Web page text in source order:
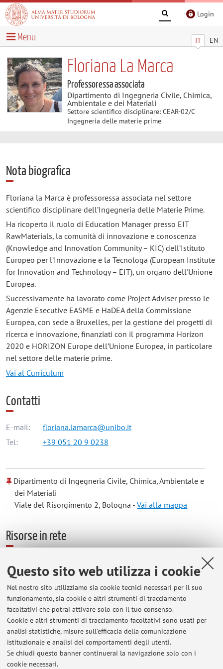
Questo sito web utilizza i cookie
Nel nostro sito utilizziamo sia cookie tecnici necessari per il suo
funzionamento, sia cookie e altri strumenti di tracciamento
facoltativi che potrai attivare solo con il tuo consenso.
Cookie e altri strumenti di tracciamento facoltativi sono usati per
analisi statistiche, misure sull'efficacia della comunicazione
istituzionale e analisi dei comportamenti degli utenti.
Se chiudi questo banner continuerai la navigazione solo con i
cookie necessari.
Login
IT EN
Menu
Floriana La Marca
Professoressa associata
Dipartimento di Ingegneria Civile, Chimica,
Ambientale e dei Materiali
Settore scientifico disciplinare: CEAR-02/C
Ingegneria delle materie prime
Nota biografica
Floriana la Marca è professoressa associata nel settore
scientifico disciplinare dell’Ingegneria delle Materie Prime.
Ha ricoperto il ruolo di Education Manager presso EIT
RawMaterials, la comunità di innovazione e conoscenza
(Knowledge and Innovation Community – KIC) dell’Istituto
Europeo per l’Innovazione e la Tecnologa (European Institute
for Innovation and Technology – EIT), un organo dell'Unione
Europea.
Successivamente ha lavorato come Project Adviser presso le
Agenzie Esecutive EASME e HaDEA della Commissione
Europea, con sede a Bruxelles, per la gestione dei progetti di
ricerca e innovazione, finanziati con il programma Horizon
2020 e HORIZON Europe dell’Unione Europea, in particolare
nel settore delle materie prime.
Vai al Curriculum
Contatti
E-mail:
floriana.lamarca@unibo.it
Tel:
+39 051 20 9 0238
Dipartimento di Ingegneria Civile, Chimica, Ambientale e
dei Materiali
Viale del Risorgimento 2, Bologna -Vai alla mappa
Risorse in rete
Orario di ricevimento
Mercoledì dalle 11:30 alle 13:00, si consiglia di prendere
appuntamento per email.
In presenza o su Teams.